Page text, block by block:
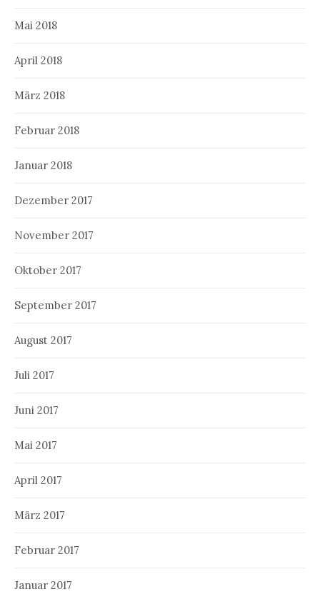
Mai 2018
April 2018
März 2018
Februar 2018
Januar 2018
Dezember 2017
November 2017
Oktober 2017
September 2017
August 2017
Juli 2017
Juni 2017
Mai 2017
April 2017
März 2017
Februar 2017
Januar 2017